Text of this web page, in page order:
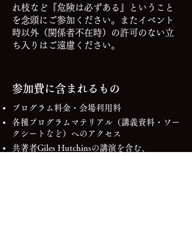
れ枝など『危険は必ずある』ということ
を念頭にご参加ください。またイベント
時以外（関係者不在時）の許可のない立
ち入りはご遠慮ください。
参加費に含まれるもの
プログラム料金・ 会場利用料
各種プログラムマテリアル（講義資料・ワー
クシートなど）へのアクセス
共著者Giles Hutchinsの講演を含む、